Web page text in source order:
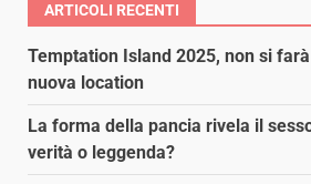
ARTICOLI RECENTI
Temptation Island 2025, non si
nuova location
La forma della pancia rivela il
verità o leggenda?